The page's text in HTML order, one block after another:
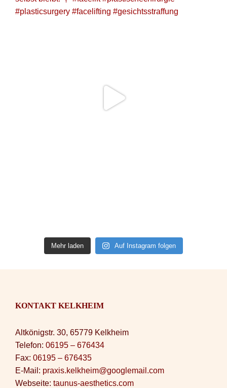
Mehr laden Auf Instagram folgen
KONTAKT KELKHEIM
Altkönigstr. 30, 65779 Kelkheim
Telefon: 06195 – 676434
Fax: 06195 – 676435
E-Mail: praxis.kelkheim@googlemail.com
Webseite: taunus-aesthetics.com